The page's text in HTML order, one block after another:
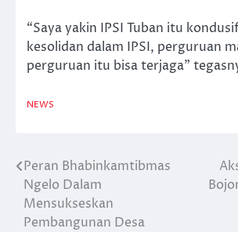
“Saya yakin IPSI Tuban itu
kesolidan dalam IPSI, perguruan
perguruan itu bisa terjaga”
NEWS
Navigasi
pos
Peran Bhabinkamtibmas
Ngelo Dalam
Mensukseskan
Pembangunan Desa